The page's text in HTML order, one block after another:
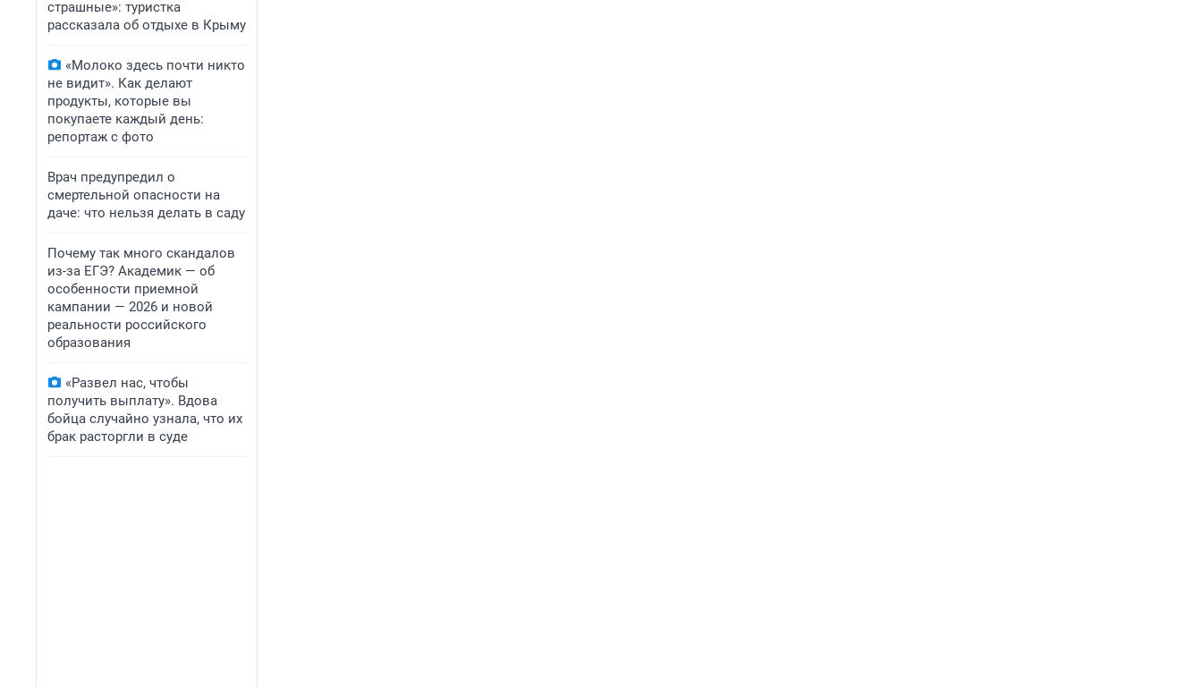
страшные»: туристка
рассказала об отдыхе в Крыму
«Молоко здесь почти никто
не видит». Как делают
продукты, которые вы
покупаете каждый день:
репортаж с фото
Врач предупредил о
смертельной опасности на
даче: что нельзя делать в саду
Почему так много скандалов
из-за ЕГЭ? Академик — об
особенности приемной
кампании — 2026 и новой
реальности российского
образования
«Развел нас, чтобы
получить выплату». Вдова
бойца случайно узнала, что их
брак расторгли в суде